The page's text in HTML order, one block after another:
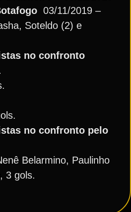
03/11/2019 –
Soteldo (2) e
no confronto
no confronto pelo
Belarmino, Paulinho
3 gols.